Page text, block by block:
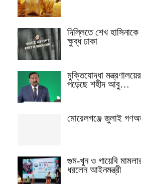
দিল্লিতে শেখ
ক্ষুব্ধ ঢাকা
মুক্তিযোদ্ধা
পড়েছে শহীদ আবু…
মোরেলগঞ্জে জুলাই
গুম-খুন ও গায়েবি
ধরলেন আইনমন্ত্রী